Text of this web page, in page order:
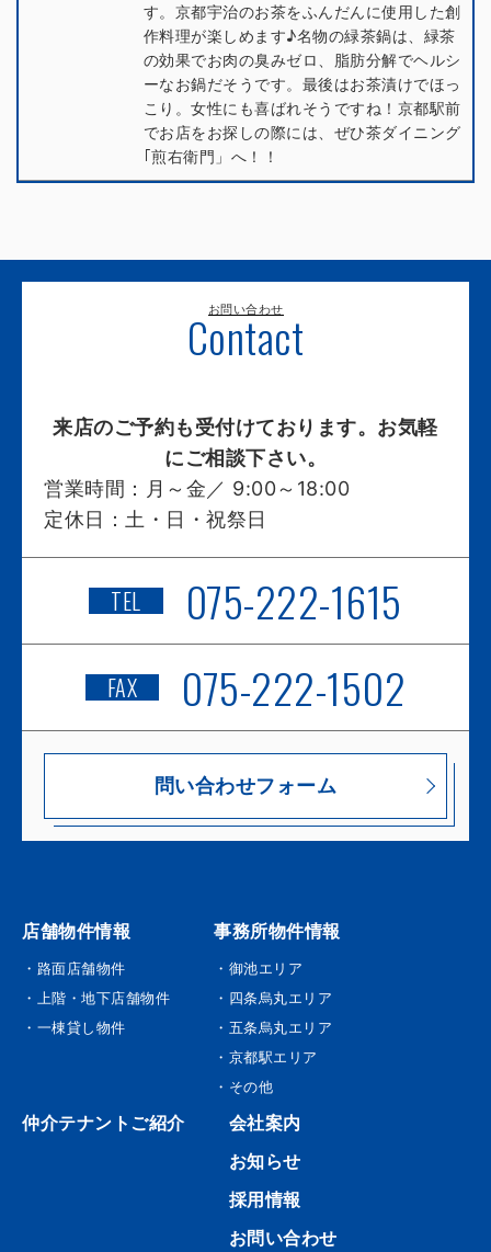
す。京都宇治のお茶をふんだんに使用した創
作料理が楽しめます♪名物の緑茶鍋は、緑茶
の効果でお肉の臭みゼロ、脂肪分解でヘルシ
ーなお鍋だそうです。最後はお茶漬けでほっ
こり。女性にも喜ばれそうですね！京都駅前
でお店をお探しの際には、ぜひ茶ダイニング
｢煎右衛門」へ！！
お問い合わせ
Contact
来店のご予約も受付けております。お気軽
にご相談下さい。
営業時間：
月～金／ 9:00～18:00
定休日： 土・日・祝祭日
TEL 075-222-1615
FAX 075-222-1502
問い合わせフォーム
店舗物件情報
・路面店舗物件
・上階・地下店舗物件
・一棟貸し物件
事務所物件情報
・御池エリア
・四条烏丸エリア
・五条烏丸エリア
・京都駅エリア
・その他
仲介テナントご紹介
会社案内
お知らせ
採用情報
お問い合わせ